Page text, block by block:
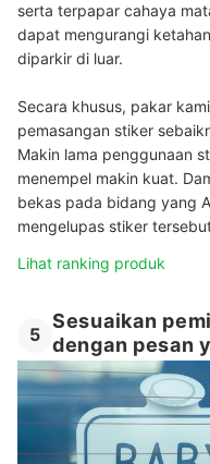
serta terpapar cahaya
dapat mengurangi
diparkir di luar.
Secara khusus, pakar
pemasangan stiker
Makin lama penggunaan
menempel makin kuat.
bekas pada bidang yang
mengelupas stiker
Lihat ranking produk
5
Sesuaikan
dengan pesan